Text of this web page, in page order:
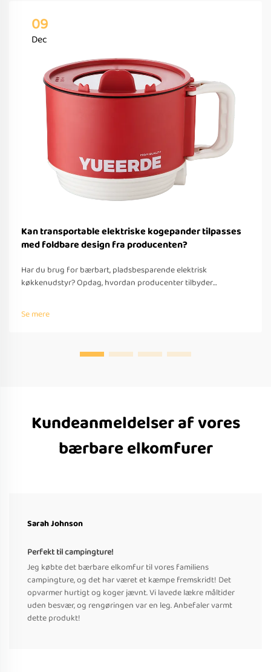
09
Dec
Kan transportable elektriske kogepander tilpasses
med foldbare design fra producenten?
Har du brug for bærbart, pladsbesparende elektrisk
køkkenudstyr? Opdag, hvordan producenter tilbyder
understøttelse, hurtig prototyping og overholdelse af globale
standarder. Anmod om et tilbud i dag.
Se mere
Kundeanmeldelser af vores
bærbare elkomfurer
Sarah Johnson
Perfekt til campingture!
Jeg købte det bærbare elkomfur til vores familiens
campingture, og det har været et kæmpe fremskridt! Det
opvarmer hurtigt og koger jævnt. Vi lavede lækre måltider
uden besvær, og rengøringen var en leg. Anbefaler varmt
dette produkt!